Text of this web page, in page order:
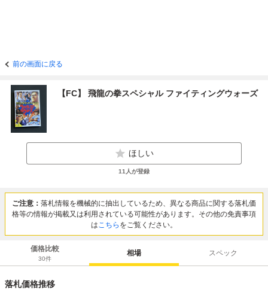
前の画面に戻る
【FC】 飛龍の拳スペシャル ファイティングウォーズ
ほしい
11 人が登録
ご注意： 落札情報を機械的に抽出しているため、異なる商品に関する落札価
格等の情報が掲載又は利用されている可能性があります。その他の免責事項
はこちら をご覧ください。
価格比較
30件
相場 スペック
落札価格推移